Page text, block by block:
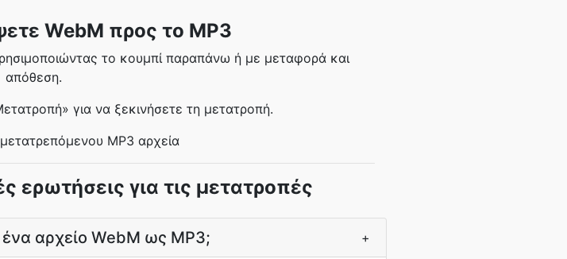
WebM προς το MP3
το κουμπί παραπάνω ή με μεταφορά και
απόθεση.
για να ξεκινήσετε τη μετατροπή.
MP3 αρχεία
ερωτήσεις για τις μετατροπές
αρχείο WebM ως MP3; +